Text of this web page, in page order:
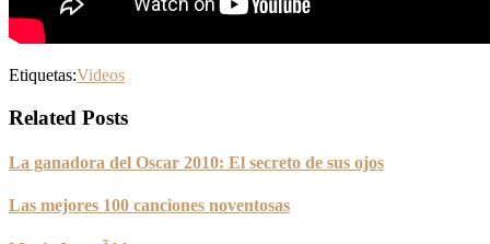
Etiquetas:Videos
Related Posts
La ganadora del Oscar 2010: El secreto de sus ojos
Las mejores 100 canciones noventosas